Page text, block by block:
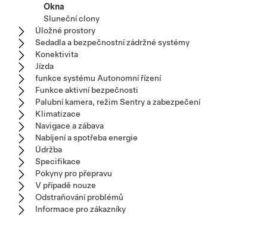
Okna
Sluneční clony
Úložné prostory
Sedadla a bezpečnostní zádržné systémy
Konektivita
Jízda
funkce systému Autonomní řízení
Funkce aktivní bezpečnosti
Palubní kamera, režim Sentry a zabezpečení
Klimatizace
Navigace a zábava
Nabíjení a spotřeba energie
Údržba
Specifikace
Pokyny pro přepravu
V případě nouze
Odstraňování problémů
Informace pro zákazníky